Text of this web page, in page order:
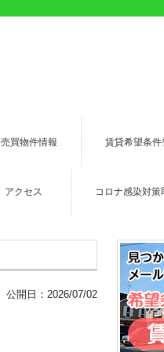
売買物件情報 賃貸希望条件
アクセス コロナ感染対策
公開日： 2026/07/02